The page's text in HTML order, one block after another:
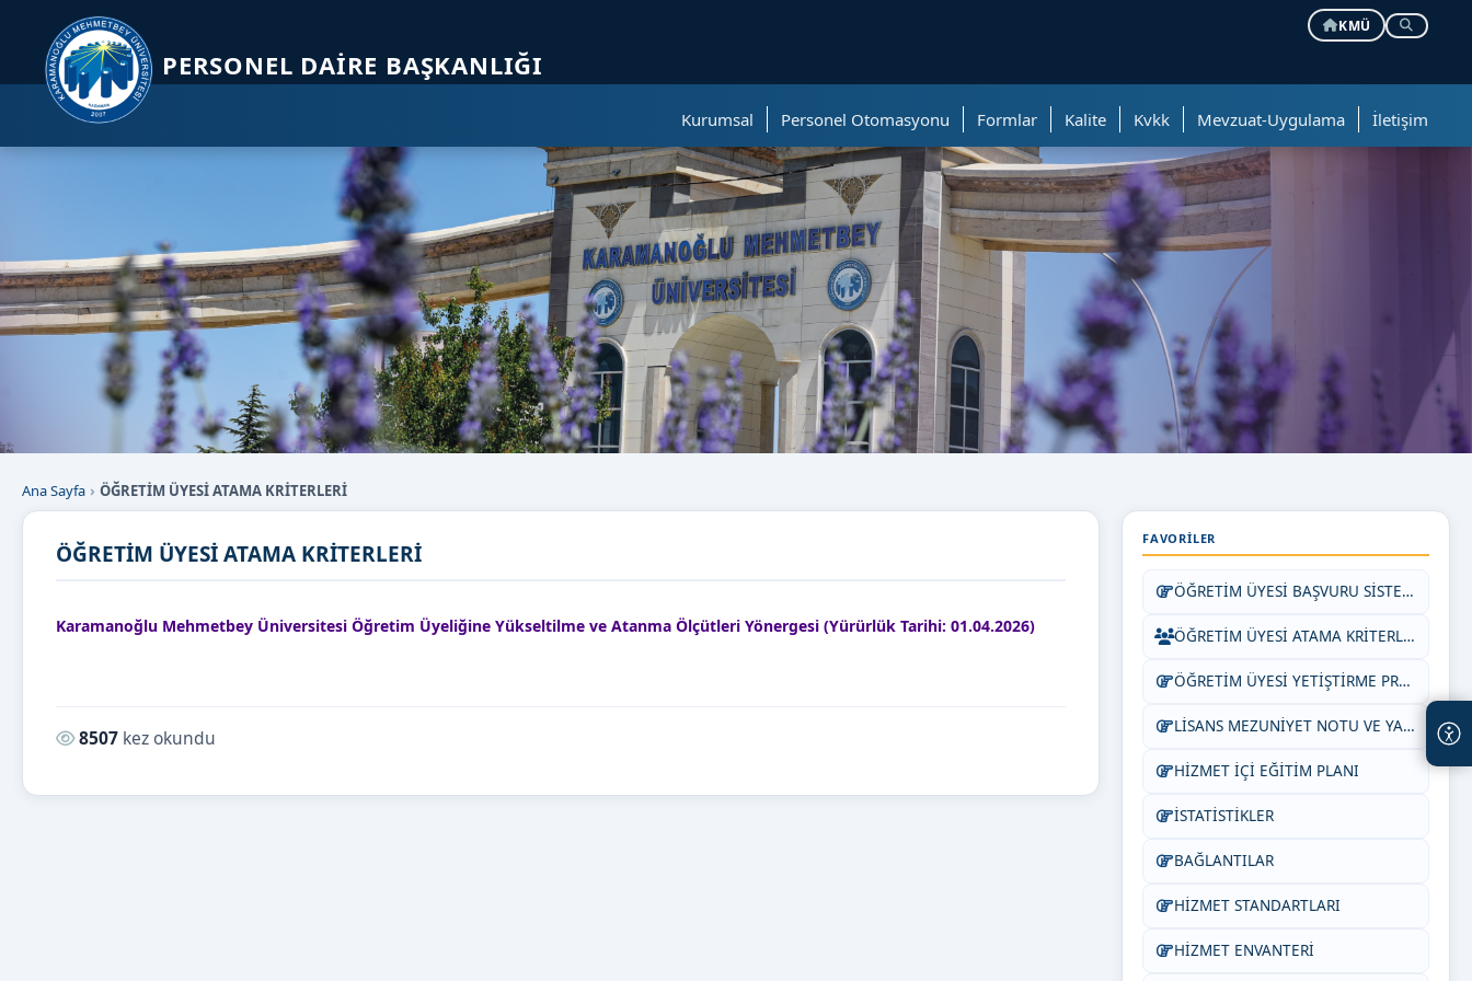
KMÜ
PERSONEL DAIRE BAŞKANLIĞI
Kurumsal Personel Otomasyonu Formlar Kalite Kvkk Mevzuat-Uygulama İletişim
Ana Sayfa ÖĞRETİM ÜYESİ ATAMA KRİTERLERİ
ÖĞRETİM ÜYESİ ATAMA KRİTERLERİ
Karamanoğlu Mehmetbey Üniversitesi Öğretim Üyeliğine Yükseltilme ve Atanma Ölçütleri Yönergesi (Yürürlük Tarihi: 01.04.2026)
Okunma sayısı:
8507 kez okundu
FAVORILER
ÖĞRETİM ÜYESİ BAŞVURU SİSTEMİ
ÖĞRETİM ÜYESİ ATAMA KRİTERLERİ
ÖĞRETİM ÜYESİ YETİŞTİRME PROGRAMI ESAS VE USULLERİ
LİSANS MEZUNİYET NOTU VE YABANCI DİL EŞDEĞERLİĞİ
HİZMET İÇİ EĞİTİM PLANI
İSTATİSTİKLER
BAĞLANTILAR
HİZMET STANDARTLARI
HİZMET ENVANTERİ